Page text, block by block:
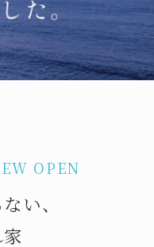
OPEN
い、